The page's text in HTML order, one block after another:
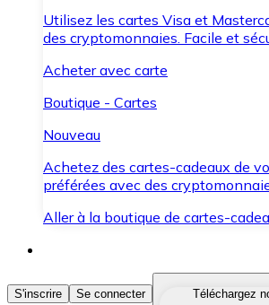
Utilisez les cartes Visa et
des cryptomonnaies. Facile et
Acheter avec carte
Boutique - Cartes
Nouveau
Achetez des cartes-cadeaux de
préférées avec des
Aller à la boutique de cartes-
Acheter des Cryptomonnaies
S'inscrire Se connecter
Téléchargez